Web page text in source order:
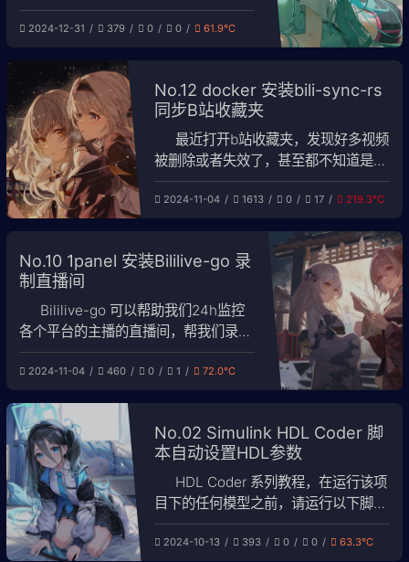
windows-64-SelfContained-With-
Core.7z Linux：v2rayN-linux-64.zip
2024-12-31 379 0 0 61.9℃
No.12 docker 安装bili-sync-rs
同步B站收藏夹
最近打开b站收藏夹，发现好多视频
被删除或者失效了，甚至都不知道是什
么内容，因此找到了bili-sync-rs这个
工具来下载收藏夹视频，配合fnOS的
amtoaer/bili-sync: 由 Rust & Tokio
驱动的哔哩哔哩同步工具。 1. 编辑
2024-11-04 1613 0 17 219.3℃
No.10 1panel 安装Bililive-go 录
制直播间
Bililive-go 可以帮助我们24h监控
各个平台的主播的直播间，帮我们录制
好存放在NAS中，博主使用的是PVE虚
拟机+1panel应用商店。仅作为个人学
hr3lxphr6j/bililive-go: 一个直播录制
工具。 一、1panel 安装 bililive-go应
用 直
2024-11-04 460 0 1 72.0℃
No.02 Simulink HDL Coder 脚
本自动设置HDL参数
HDL Coder 系列教程，在运行该项
目下的任何模型之前，请运行以下脚
本。 在使用MATLAB HDL Coder
Toolbox的时候，每次新建一个
2024-10-13 393 0 0 63.3℃